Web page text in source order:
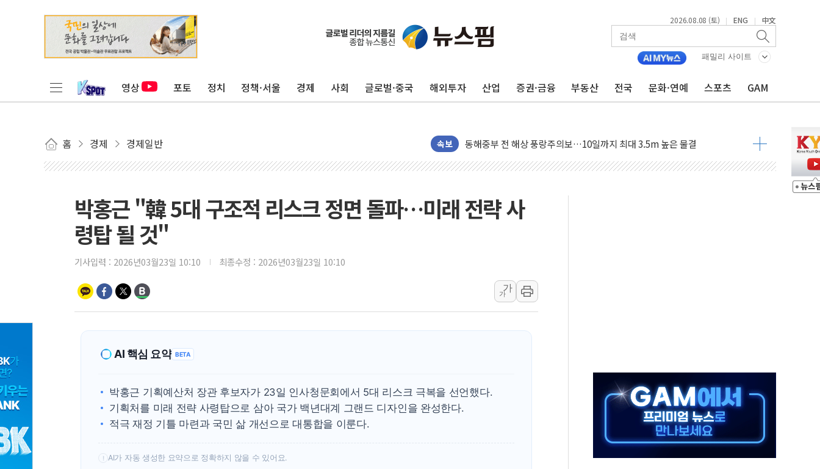
2026.08.08 (토) | ENG | 中文
패밀리 사이트
영상 포토 정치 정책·서울 경제 사회 글로벌·중국 해외투자 산업 증권·금융 부동산 전국 문화·연예 스포츠 GAM
홈 경제 경제일반 속보
추미애, '위안부' 피해자 기림의 날 참석..."국제적 시민 연대로 목소리 내야"
인천 선재도 갯벌서 해루질 중 실종 60대 나흘만에 숨진 채 발견
'화합' 꺼낸 김민석에 '뻔뻔' 받아친 정청래…제주 연설서 신경전 고조
연일 폭염에 온열질환 사망 23명…정부, 비상대응기구 가동
中 전방위 아파트 부양, 수도 베이징도 부동산 규제 철폐
동해시, 11~14일 '별똥별 멍' 운영…페르세우스 유성우 관측
강원 중·남부 동해안 시간당 50mm 이상 폭우…호우경보 발효
'호우 특보' 경북 울진 시간당 20~30mm 강한 비...가뭄 해소될 듯
주말 무더위·열대야 지속…내륙 곳곳 소나기
오세훈 "용산공원 주택 검토, 민주당 스스로 원칙 뒤집는 것"
한상협, 업계 개인정보 보안 새판 짠다…'자율규제단체' 타진
박홍근 "韓 5대 구조적 리스크 정면 돌파…미래 전략 사
령탑 될 것"
기사입력 : 2026년03월23일 10:10 최종수정 : 2026년03월23일 10:10
가
가
AI 핵심 요약 BETA
박홍근 기획예산처 장관 후보자가 23일 인사청문회에서 5대 리스크 극복을 선언했다.
기획처를 미래 전략 사령탑으로 삼아 국가 백년대계 그랜드 디자인을 완성한다.
적극 재정 기틀 마련과 국민 삶 개선으로 대통합을 이룬다.
! AI가 자동 생성한 요약으로 정확하지 않을 수 있어요.